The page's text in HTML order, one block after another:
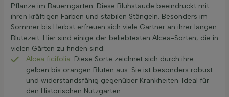
Pflanze im Bauerngarten. Diese Blühstaude beeindruckt mit
ihren kräftigen Farben und stabilen Stängeln. Besonders im
Sommer bis Herbst erfreuen sich viele Gärtner an ihrer langen
Blütezeit. Hier sind einige der beliebtesten Alcea-Sorten, die in
vielen Gärten zu finden sind:
Alcea ficifolia: Diese Sorte zeichnet sich durch ihre
gelben bis orangen Blüten aus. Sie ist besonders robust
und widerstandsfähig gegenüber Krankheiten. Ideal für
den Historischen Nutzgarten.